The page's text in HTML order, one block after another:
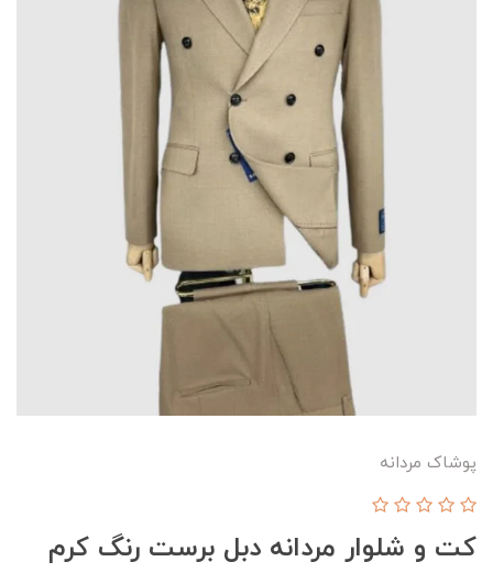
پوشاک مردانه
کت و شلوار مردانه دبل برست رنگ کرم